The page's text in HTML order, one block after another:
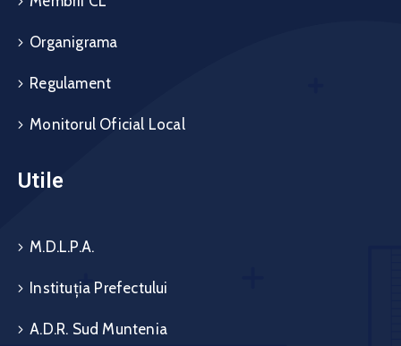
Organigrama
Regulament
Monitorul Oficial Local
Utile
M.D.L.P.A.
Instituția Prefectului
A.D.R. Sud Muntenia